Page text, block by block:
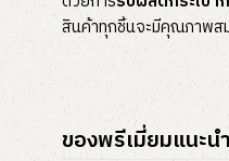
สินค้าทุกชิ้นจะมีคุณภาพส
ของพรีเมี่ยมแนะน